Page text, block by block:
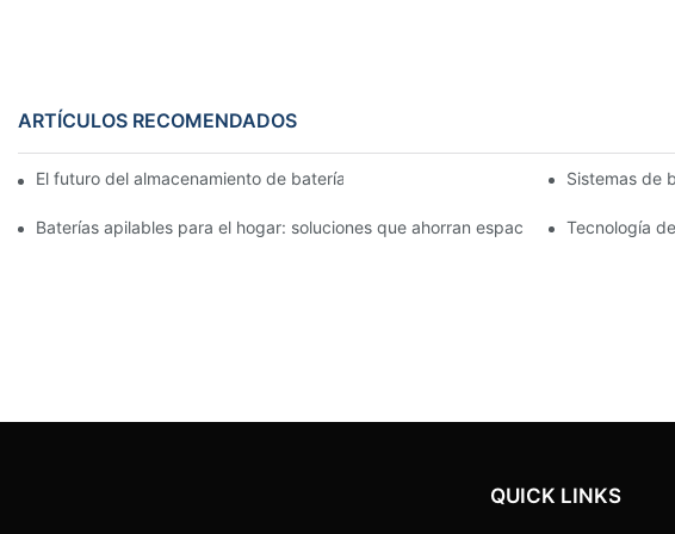
ARTÍCULOS RECOMENDADOS
El futuro del almacenamiento de baterías comerciales: tendencias e innovaciones
Sistemas de
Baterías apilables para el hogar: soluciones que ahorran espacio para elTecnología
QUICK LINKS